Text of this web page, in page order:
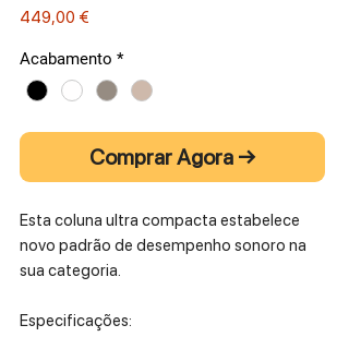
449,00 €
Acabamento *
Comprar Agora →
Esta coluna ultra compacta estabelece
novo padrão de desempenho sonoro na
sua categoria.
Especificações: